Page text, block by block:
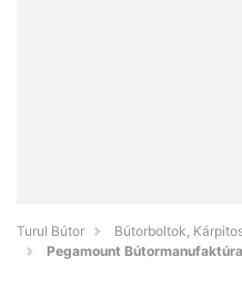
Turul Bútor
Bútorboltok,
Pegamount